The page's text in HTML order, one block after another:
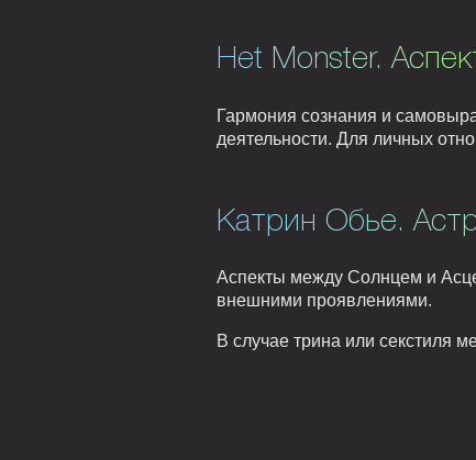
Het Monster.
Гармония сознания и
деятельности. Для личных
Катрин Обье.
Аспекты между Солнцем и
внешними проявлениями.
В случае трина или секстиля